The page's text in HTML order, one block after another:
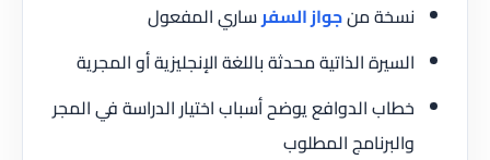
نسخة منجواز السفرساري المفعول
السيرة الذاتية محدثة باللغة الإنجليزية أو المجرية
خطاب الدوافع يوضح أسباب اختيار الدراسة في المجر
والبرنامج المطلوب